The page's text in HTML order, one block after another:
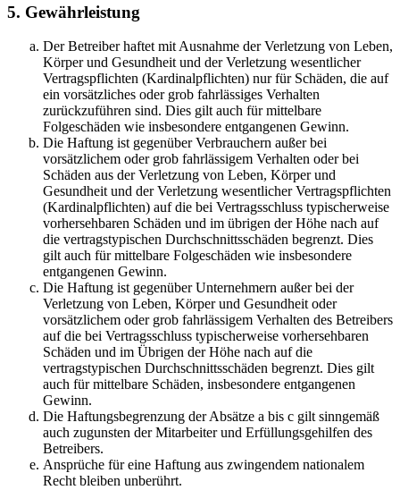
5. Gewährleistung
Der Betreiber haftet mit Ausnahme der Verletzung von Leben,
Körper und Gesundheit und der Verletzung wesentlicher
Vertragspflichten (Kardinalpflichten) nur für Schäden, die auf
ein vorsätzliches oder grob fahrlässiges Verhalten
zurückzuführen sind. Dies gilt auch für mittelbare
Folgeschäden wie insbesondere entgangenen Gewinn.
Die Haftung ist gegenüber Verbrauchern außer bei
vorsätzlichem oder grob fahrlässigem Verhalten oder bei
Schäden aus der Verletzung von Leben, Körper und
Gesundheit und der Verletzung wesentlicher Vertragspflichten
(Kardinalpflichten) auf die bei Vertragsschluss typischerweise
vorhersehbaren Schäden und im übrigen der Höhe nach auf
die vertragstypischen Durchschnittsschäden begrenzt. Dies
gilt auch für mittelbare Folgeschäden wie insbesondere
entgangenen Gewinn.
Die Haftung ist gegenüber Unternehmern außer bei der
Verletzung von Leben, Körper und Gesundheit oder
vorsätzlichem oder grob fahrlässigem Verhalten des Betreibers
auf die bei Vertragsschluss typischerweise vorhersehbaren
Schäden und im Übrigen der Höhe nach auf die
vertragstypischen Durchschnittsschäden begrenzt. Dies gilt
auch für mittelbare Schäden, insbesondere entgangenen
Gewinn.
Die Haftungsbegrenzung der Absätze a bis c gilt sinngemäß
auch zugunsten der Mitarbeiter und Erfüllungsgehilfen des
Betreibers.
Ansprüche für eine Haftung aus zwingendem nationalem
Recht bleiben unberührt.